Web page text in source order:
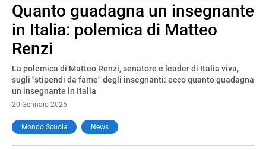
Quanto guadagna un insegnante
in Italia: polemica di Matteo
Renzi
La polemica di Matteo Renzi, senatore e leader di Italia viva,
sugli "stipendi da fame" degli insegnanti: ecco quanto guadagna
un insegnante in Italia
20 Gennaio 2025
Mondo Scuola News